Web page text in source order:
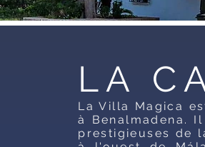
LA
La Villa Magica
à Benalmadena.
prestigieuses de